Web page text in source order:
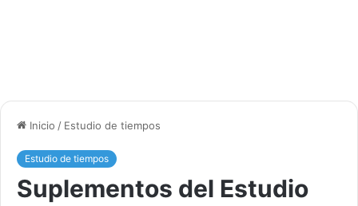
Inicio / Estudio de tiempos
Estudio de tiempos
Suplementos del Estudio